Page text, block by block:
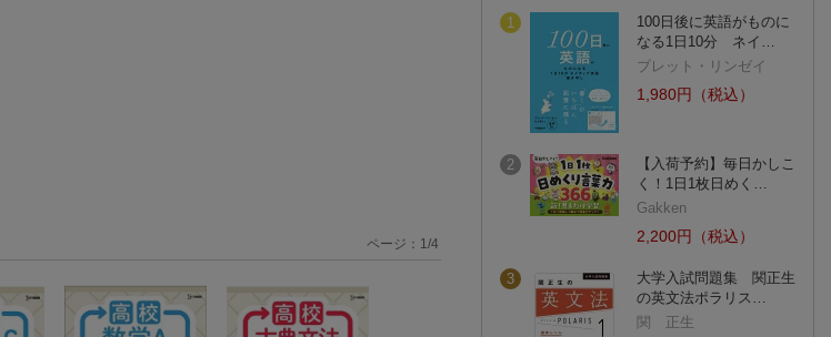
ページ： 1 /4
1
100日後に英語がものに
なる1日10分 ネイ…
ブレット・リンゼイ
1,980円（税込）
2
【入荷予約】毎日かしこ
く！1日1枚日めく…
Gakken
2,200円（税込）
3
大学入試問題集 関正生
の英文法ポラリス…
関 正生